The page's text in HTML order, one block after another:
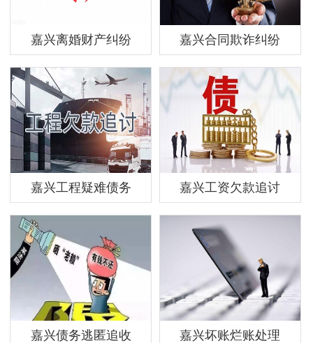
嘉兴离婚财产纠纷 嘉兴合同欺诈纠纷
嘉兴工程疑难债务 嘉兴工资欠款追讨
嘉兴债务逃匿追收 嘉兴坏账烂账处理